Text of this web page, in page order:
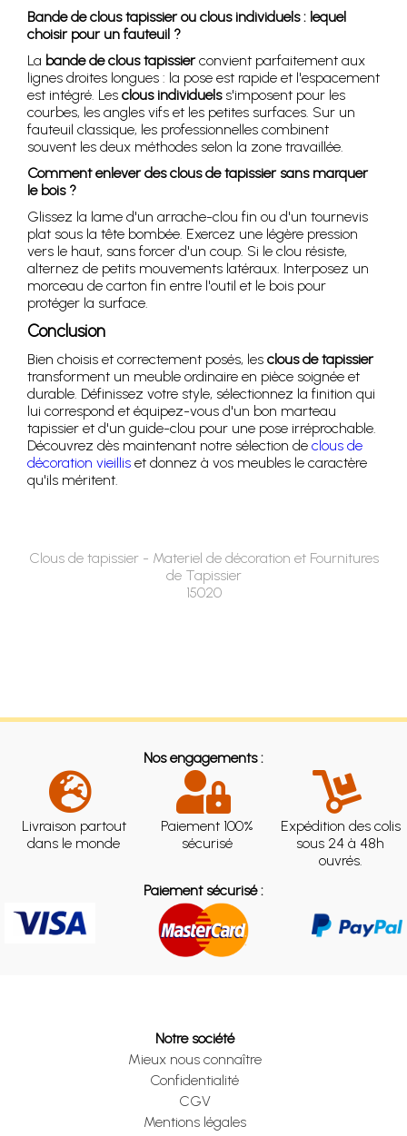
Bande de clous tapissier ou clous individuels : lequel
choisir pour un fauteuil ?
La bande de clous tapissierconvient parfaitement aux
lignes droites longues : la pose est rapide et l'espacement
est intégré. Les clous individuelss'imposent pour les
courbes, les angles vifs et les petites surfaces. Sur un
fauteuil classique, les professionnelles combinent
souvent les deux méthodes selon la zone travaillée.
Comment enlever des clous de tapissier sans marquer
le bois ?
Glissez la lame d'un arrache-clou fin ou d'un tournevis
plat sous la tête bombée. Exercez une légère pression
vers le haut, sans forcer d'un coup. Si le clou résiste,
alternez de petits mouvements latéraux. Interposez un
morceau de carton fin entre l'outil et le bois pour
protéger la surface.
Conclusion
Bien choisis et correctement posés, les clous de tapissier
transforment un meuble ordinaire en pièce soignée et
durable. Définissez votre style, sélectionnez la finition qui
lui correspond et équipez-vous d'un bon marteau
tapissier et d'un guide-clou pour une pose irréprochable.
Découvrez dès maintenant notre sélection de clous de
décoration vieillis et donnez à vos meubles le caractère
qu'ils méritent.
Clous de tapissier - Materiel de décoration et Fournitures
de Tapissier
15020
Nos engagements :
Livraison partout
dans le monde
Paiement 100%
sécurisé
Expédition des colis
sous 24 à 48h
ouvrés.
Paiement sécurisé :
Notre société
Mieux nous connaître
Confidentialité
CGV
Mentions légales